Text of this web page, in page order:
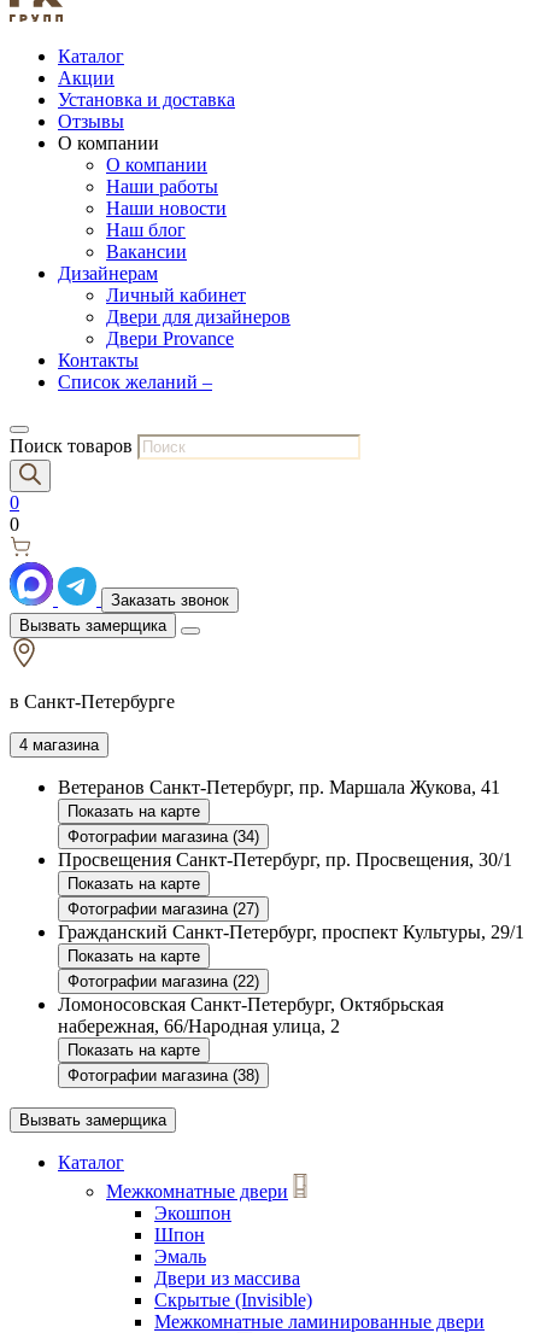
Каталог
Акции
Установка и доставка
Отзывы
О компании
О компании
Наши работы
Наши новости
Наш блог
Вакансии
Дизайнерам
Личный кабинет
Двери для дизайнеров
Двери Provance
Контакты
Список желаний –
Поиск товаров
0
0
Заказать звонок
Вызвать замерщика
в Санкт-Петербурге
4 магазина
Ветеранов Санкт-Петербург, пр. Маршала Жукова, 41
Показать на карте
Фотографии магазина (34)
Просвещения Санкт-Петербург, пр. Просвещения, 30/1
Показать на карте
Фотографии магазина (27)
Гражданский Санкт-Петербург, проспект Культуры, 29/1
Показать на карте
Фотографии магазина (22)
Ломоносовская Санкт-Петербург, Октябрьская
набережная, 66/Народная улица, 2
Показать на карте
Фотографии магазина (38)
Вызвать замерщика
Каталог
Межкомнатные двери
Экошпон
Шпон
Эмаль
Двери из массива
Скрытые (Invisible)
Межкомнатные ламинированные двери